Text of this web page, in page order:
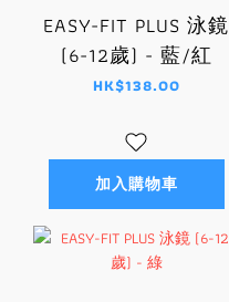
EASY-FIT PLUS 泳鏡
(6-12歲) - 藍/紅
HK$138.00
加入購物車